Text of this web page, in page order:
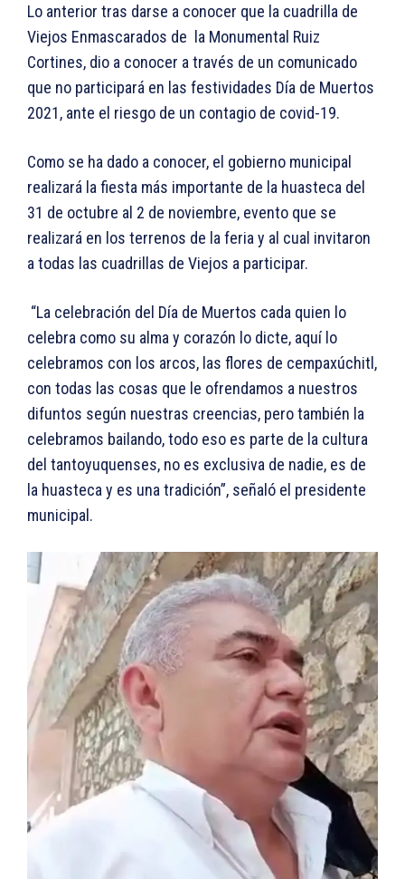
Lo anterior tras darse a conocer que la cuadrilla de
Viejos Enmascarados de la Monumental Ruiz
Cortines, dio a conocer a través de un comunicado
que no participará en las festividades Día de Muertos
2021, ante el riesgo de un contagio de covid-19.
Como se ha dado a conocer, el gobierno municipal
realizará la fiesta más importante de la huasteca del
31 de octubre al 2 de noviembre, evento que se
realizará en los terrenos de la feria y al cual invitaron
a todas las cuadrillas de Viejos a participar.
“La celebración del Día de Muertos cada quien lo
celebra como su alma y corazón lo dicte, aquí lo
celebramos con los arcos, las flores de cempaxúchitl,
con todas las cosas que le ofrendamos a nuestros
difuntos según nuestras creencias, pero también la
celebramos bailando, todo eso es parte de la cultura
del tantoyuquenses, no es exclusiva de nadie, es de
la huasteca y es una tradición”, señaló el presidente
municipal.